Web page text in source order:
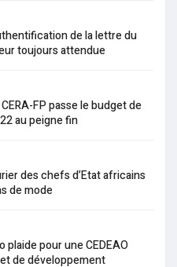
de la lettre du
toujours attendue
FP passe le budget de
au peigne fin
des chefs d’Etat africains
de mode
plaide pour une CEDEAO
de développement